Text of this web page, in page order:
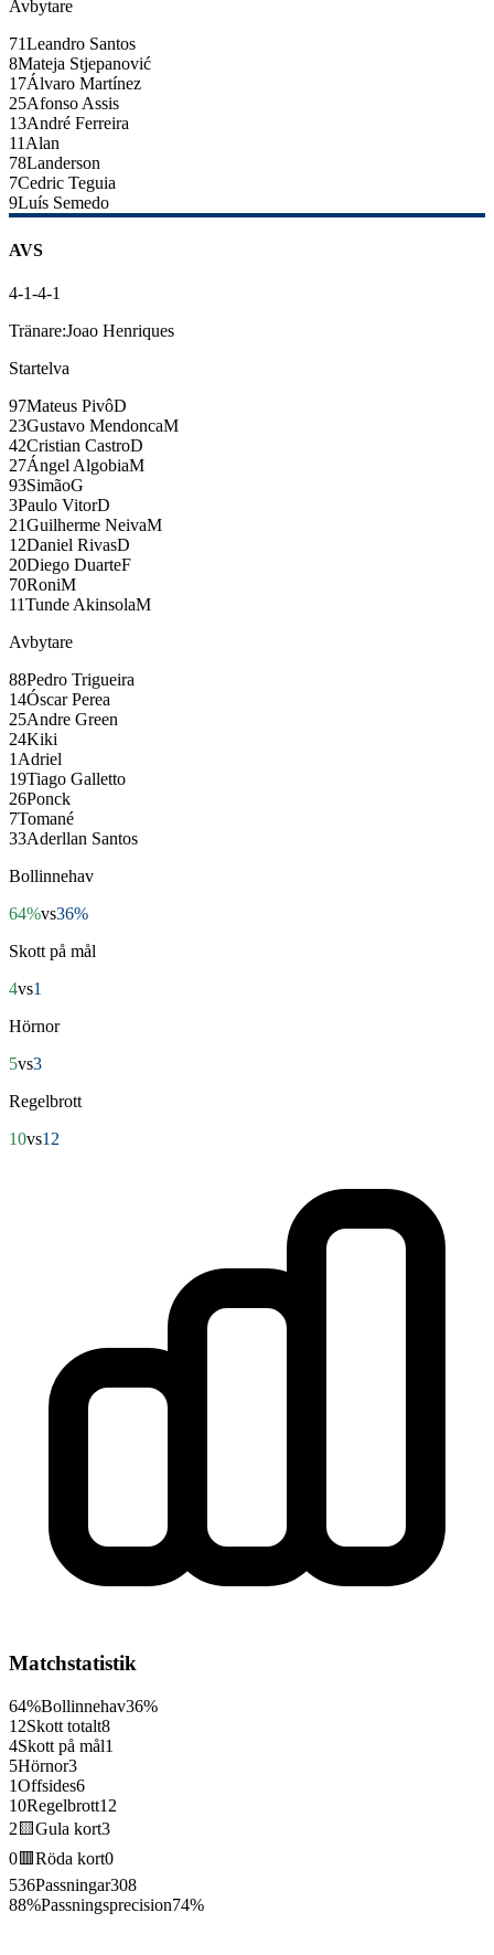
Avbytare
71Leandro Santos
8Mateja Stjepanović
17Álvaro Martínez
25Afonso Assis
13André Ferreira
11 Alan
78Landerson
7Cedric Teguia
9Luís Semedo
AVS
4-1-4-1
Tränare:Joao Henriques
Startelva
97Mateus PivôD
23Gustavo MendoncaM
42Cristian CastroD
27Ángel AlgobiaM
93SimãoG
3Paulo VitorD
21Guilherme NeivaM
12Daniel RivasD
20Diego DuarteF
70RoniM
11Tunde AkinsolaM
Avbytare
88Pedro Trigueira
14Óscar Perea
25Andre Green
24Kiki
1 Adriel
19Tiago Galletto
26Ponck
7Tomané
33Aderllan Santos
Bollinnehav
64%vs36%
Skott på mål
4vs1
Hörnor
5vs3
Regelbrott
10vs12
Matchstatistik
64%Bollinnehav36%
12Skott totalt8
4Skott på mål1
5Hörnor3
1Offsides6
10Regelbrott12
2 🟨Gula kort3
0🟥Röda kort0
536Passningar308
88%Passningsprecision74%